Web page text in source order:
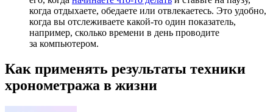
когда отдыхаете, обедаете или отвлекаетесь. Это удобно,
когда вы отслеживаете какой-то один показатель,
например, сколько времени в день проводите
за компьютером.
Как применять результаты техники
хронометража в жизни